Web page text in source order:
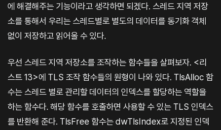
에 해결해주는 기능이라고 생각하면 되겠다. 스레드 지역 저장
소를 통해서 우리는 스레드별로 별도의 데이터를 동기화 객체
없이 저장하고 읽어올 수 있다.
우선 스레드 지역 저장소를 조작하는 함수들을 살펴보자. <리
스트 13>에 TLS 조작 함수들의 원형이 나와 있다. TlsAlloc 함
수는 스레드 별로 관리할 데이터의 인덱스를 할당하는 역할을
하는 함수다. 해당 함수를 호출하면 사용할 수 있는 TLS 인덱스
를 반환해 준다. TlsFree 함수는 dwTlsIndex로 지정된 인덱